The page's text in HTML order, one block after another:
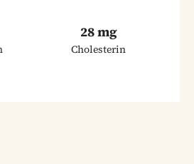
28 mg
Cholesterin